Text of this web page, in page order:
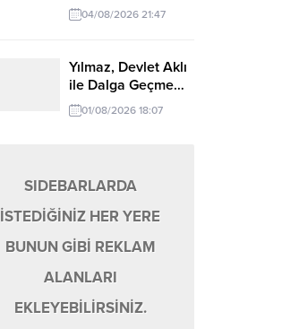
04/08/2026 21:47
Yılmaz, Devlet Aklı
ile Dalga Geçme…
01/08/2026 18:07
SIDEBARLARDA
İSTEDİĞİNİZ HER YERE
BUNUN GİBİ REKLAM
ALANLARI
EKLEYEBİLİRSİNİZ.